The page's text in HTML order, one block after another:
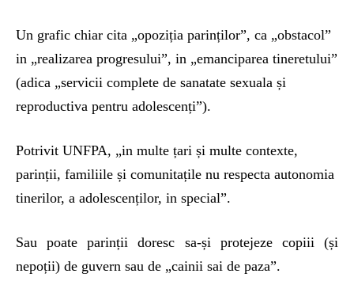
Un grafic chiar cita „opoziția parinților”, ca „obstacol”
in „realizarea progresului”, in „emanciparea tineretului”
(adica „servicii complete de sanatate sexuala și
reproductiva pentru adolescenți”).
Potrivit UNFPA, „in multe țari și multe contexte,
parinții, familiile și comunitațile nu respecta autonomia
tinerilor, a adolescenților, in special”.
Sau poate parinții doresc sa-și protejeze copiii (și
nepoții) de guvern sau de „cainii sai de paza”.